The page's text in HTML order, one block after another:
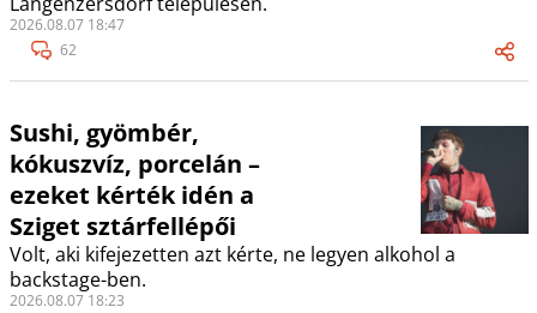
2026.08.07 18:47
62
Sushi, gyömbér,
kókuszvíz, porcelán –
ezeket kérték idén a
Sziget sztárfellépői
Volt, aki kifejezetten azt kérte, ne legyen alkohol a
backstage-ben.
2026.08.07 18:23